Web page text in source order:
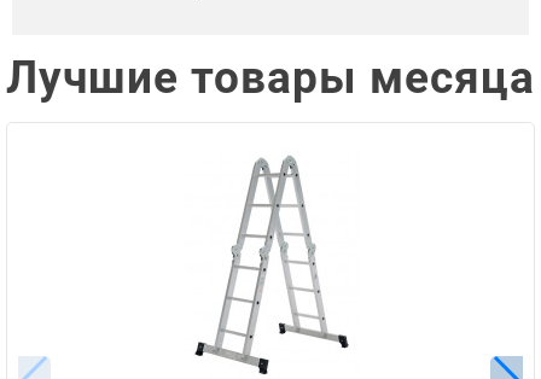
Лучшие товары месяца